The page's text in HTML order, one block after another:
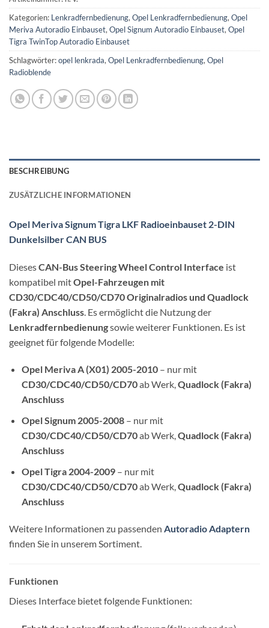
Kategorien: Lenkradfernbedienung, Opel Lenkradfernbedienung, Opel
Meriva Autoradio Einbauset, Opel Signum Autoradio Einbauset, Opel
Tigra TwinTop Autoradio Einbauset
Schlagwörter:opel lenkrada, Opel Lenkradfernbedienung, Opel
Radioblende
BESCHREIBUNG
ZUSÄTZLICHE INFORMATIONEN
Opel Meriva Signum Tigra LKF Radioeinbauset 2-DIN
Dunkelsilber CAN BUS
DiesesCAN-Bus Steering Wheel Control Interface ist
kompatibel mitOpel-Fahrzeugen mit
CD30/CDC40/CD50/CD70 Originalradios und Quadlock
(Fakra) Anschluss . Es ermöglicht die Nutzung der
Lenkradfernbedienungsowie weiterer Funktionen. Es ist
geeignet für folgende Modelle:
Opel Meriva A (X01) 2005-2010– nur mit
CD30/CDC40/CD50/CD70ab Werk,Quadlock (Fakra)
Anschluss
Opel Signum 2005-2008– nur mit
CD30/CDC40/CD50/CD70ab Werk,Quadlock (Fakra)
Anschluss
Opel Tigra 2004-2009– nur mit
CD30/CDC40/CD50/CD70ab Werk, Quadlock (Fakra)
Anschluss
Weitere Informationen zu passenden Autoradio Adaptern
finden Sie in unserem Sortiment.
Funktionen
Dieses Interface bietet folgende Funktionen: